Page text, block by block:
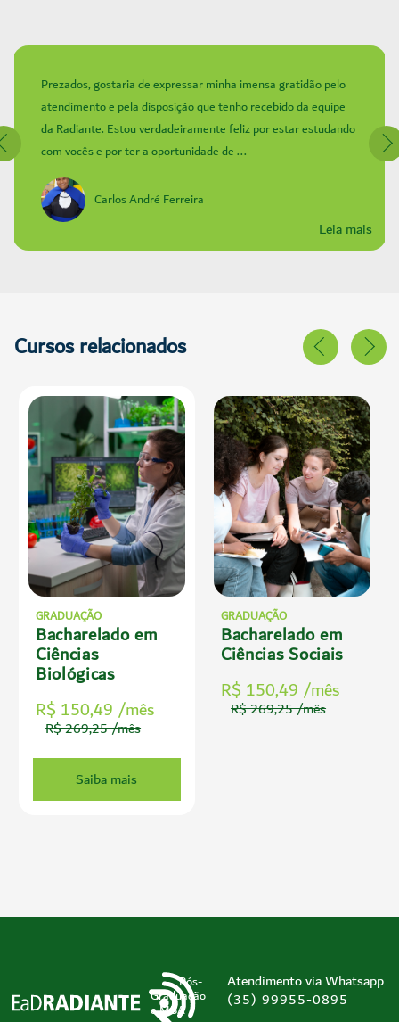
Prezados, gostaria de expressar minha imensa gratidão pelo
atendimento e pela disposição que tenho recebido da equipe
da Radiante. Estou verdadeiramente feliz por estar estudando
com vocês e por ter a oportunidade de ...
Leia mais
Carlos André Ferreira
Cursos relacionados
GRADUAÇÃO
Bacharelado em
Ciências
Biológicas
R$ 150,49 /mês
R$ 269,25 /mês
Saiba mais
GRADUAÇÃO
Bacharelado em
Ciências Sociais
R$ 150,49 /mês
R$ 269,25 /mês
Pós-
Graduação
e MBA
Atendimento via Whatsapp
(35) 99955-0895